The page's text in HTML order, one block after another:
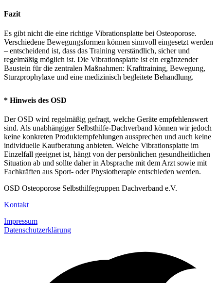
Fazit
Es gibt nicht die eine richtige Vibrationsplatte bei Osteoporose.
Verschiedene Bewegungsformen können sinnvoll eingesetzt werden
– entscheidend ist, dass das Training verständlich, sicher und
regelmäßig möglich ist. Die Vibrationsplatte ist ein ergänzender
Baustein für die zentralen Maßnahmen: Krafttraining, Bewegung,
Sturzprophylaxe und eine medizinisch begleitete Behandlung.
* Hinweis des OSD
Der OSD wird regelmäßig gefragt, welche Geräte empfehlenswert
sind. Als unabhängiger Selbsthilfe-Dachverband können wir jedoch
keine konkreten Produktempfehlungen aussprechen und auch keine
individuelle Kaufberatung anbieten. Welche Vibrationsplatte im
Einzelfall geeignet ist, hängt von der persönlichen gesundheitlichen
Situation ab und sollte daher in Absprache mit dem Arzt sowie mit
Fachkräften aus Sport- oder Physiotherapie entschieden werden.
OSD Osteoporose Selbsthilfegruppen Dachverband e.V.
Kontakt
Impressum
Datenschutzerklärung